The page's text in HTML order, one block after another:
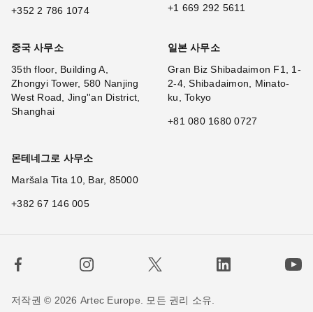
+352 2 786 1074
+1 669 292 5611
중국 사무소
35th floor, Building A,
Zhongyi Tower, 580 Nanjing
West Road, Jing''an District,
Shanghai
일본 사무소
Gran Biz Shibadaimon F1, 1-
2-4, Shibadaimon, Minato-
ku, Tokyo
+81 080 1680 0727
몬테네그로 사무소
Maršala Tita 10, Bar, 85000
+382 67 146 005
저작권 © 2026 Artec Europe. 모든 권리 소유.